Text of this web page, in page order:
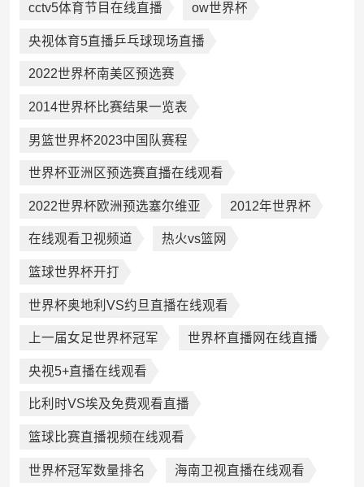
cctv5体育节目在线直播 ow世界杯
央视体育5直播乒乓球现场直播
2022世界杯南美区预选赛
2014世界杯比赛结果一览表
男篮世界杯2023中国队赛程
世界杯亚洲区预选赛直播在线观看
2022世界杯欧洲预选塞尔维亚 2012年世界杯
在线观看卫视频道 热火vs篮网
篮球世界杯开打
世界杯奥地利VS约旦直播在线观看
上一届女足世界杯冠军 世界杯直播网在线直播
央视5+直播在线观看
比利时VS埃及免费观看直播
篮球比赛直播视频在线观看
世界杯冠军数量排名 海南卫视直播在线观看